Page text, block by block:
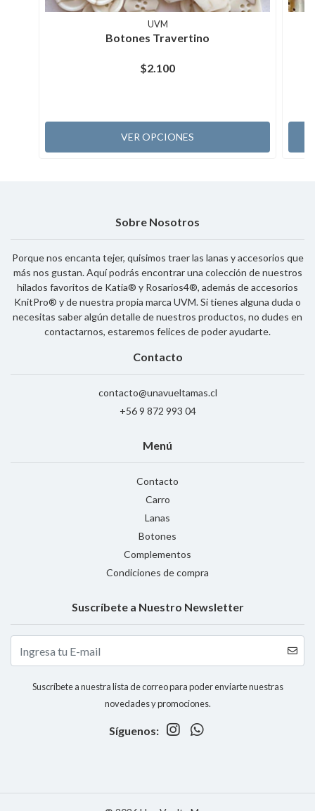
UVM
Botones Travertino
$2.100
VER OPCIONES
Sobre Nosotros
Porque nos encanta tejer, quisimos traer las lanas y accesorios que
más nos gustan. Aquí podrás encontrar una colección de nuestros
hilados favoritos de Katia® y Rosarios4®, además de accesorios
KnitPro® y de nuestra propia marca UVM. Si tienes alguna duda o
necesitas saber algún detalle de nuestros productos, no dudes en
contactarnos, estaremos felices de poder ayudarte.
Contacto
contacto@unavueltamas.cl
+56 9 872 993 04
Menú
Contacto
Carro
Lanas
Botones
Complementos
Condiciones de compra
Suscríbete a Nuestro Newsletter
Suscríbete a nuestra lista de correo para poder enviarte nuestras
novedades y promociones.
Síguenos: